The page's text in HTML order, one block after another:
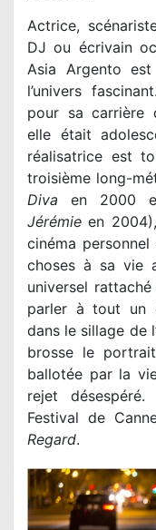
Actrice,
DJ ou écrivain
Asia Argento
l’univers
pour sa carrière
elle était
réalisatrice est
troisième long-
Diva en 2000
Jérémieen
cinéma
choses à sa vie
universel
parler à tout un
dans le sillage de
brosse le
ballotée par la
rejet
Festival de
Regard.